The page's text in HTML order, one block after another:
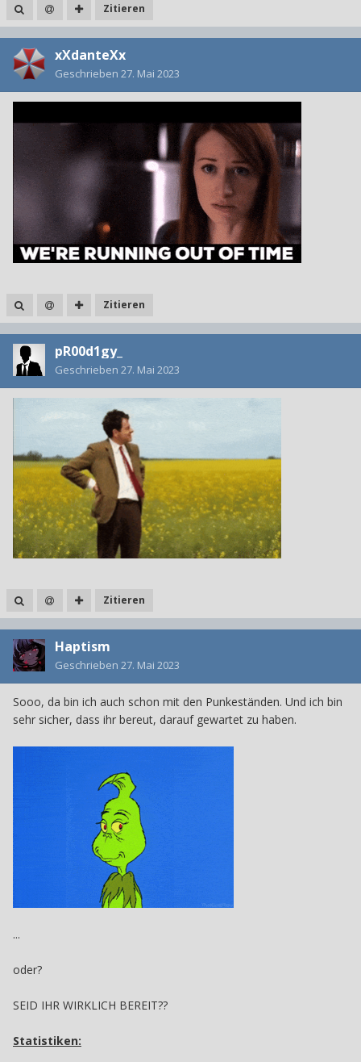
Zitieren
xXdanteXx
Geschrieben 27. Mai 2023
Zitieren
pR00d1gy_
Geschrieben 27. Mai 2023
Zitieren
Haptism
Geschrieben 27. Mai 2023
Sooo, da bin ich auch schon mit den Punkeständen. Und ich bin
sehr sicher, dass ihr bereut, darauf gewartet zu haben.
...
oder?
SEID IHR WIRKLICH BEREIT??
Statistiken: